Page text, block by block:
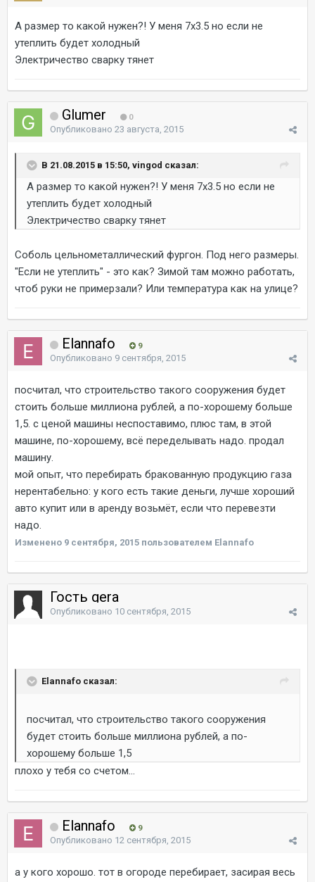
А размер то какой нужен?! У меня 7х3.5 но если не
утеплить будет холодный
Электричество сварку тянет
Glumer 0
Опубликовано 23 августа, 2015
В 21.08.2015 в 15:50, vingod сказал:
А размер то какой нужен?! У меня 7х3.5 но если не
утеплить будет холодный
Электричество сварку тянет
Соболь цельнометаллический фургон. Под него размеры.
"Если не утеплить" - это как? Зимой там можно работать,
чтоб руки не примерзали? Или температура как на улице?
Elannafo 9
Опубликовано 9 сентября, 2015
посчитал, что строительство такого сооружения будет
стоить больше миллиона рублей, а по-хорошему больше
1,5. с ценой машины неспоставимо, плюс там, в этой
машине, по-хорошему, всё переделывать надо. продал
машину.
мой опыт, что перебирать бракованную продукцию газа
нерентабельно: у кого есть такие деньги, лучше хороший
авто купит или в аренду возьмёт, если что перевезти
надо.
Изменено 9 сентября, 2015 пользователем Elannafo
Гость gera
Опубликовано 10 сентября, 2015
Elannafo сказал:
посчитал, что строительство такого сооружения
будет стоить больше миллиона рублей, а по-
хорошему больше 1,5
плохо у тебя со счетом...
Elannafo 9
Опубликовано 12 сентября, 2015
а у кого хорошо. тот в огороде перебирает, засирая весь